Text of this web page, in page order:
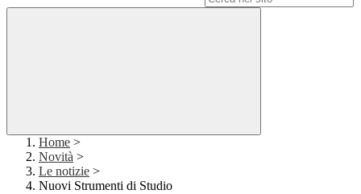
Home >
Novità >
Le notizie >
Nuovi Strumenti di Studio